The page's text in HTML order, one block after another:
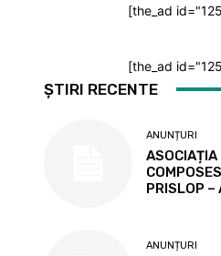
[the_ad
[the_ad
ȘTIRI RECENTE
ANUNȚURI
ASOCIAȚIA
PRISLOP
ANUNȚURI